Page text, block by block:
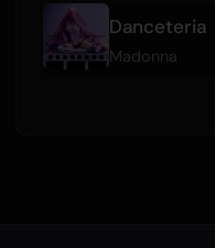
Danceteria
Madonna